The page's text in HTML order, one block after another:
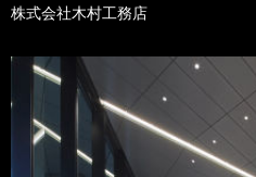
株式会社木村工務店